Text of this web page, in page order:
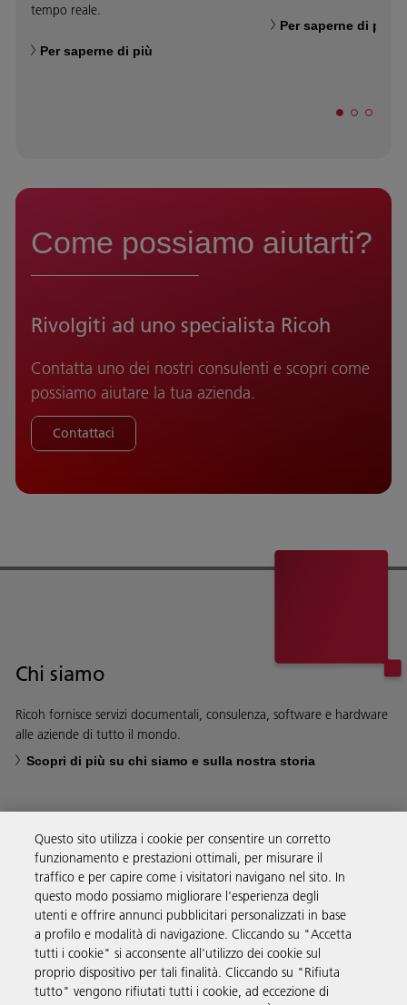
tempo reale.
Per saperne di più
Per saperne di più
Come possiamo aiutarti?
Rivolgiti ad uno specialista Ricoh
Contatta uno dei nostri consulenti e scopri come
possiamo aiutare la tua azienda.
Contattaci
Chi siamo
Ricoh fornisce servizi documentali, consulenza, software e hardware
alle aziende di tutto il mondo.
Scopri di più su chi siamo e sulla nostra storia
Soluzioni
Prodotti e servizi
Supporto
Questo sito utilizza i cookie per consentire un corretto
funzionamento e prestazioni ottimali, per misurare il
traffico e per capire come i visitatori navigano nel sito. In
questo modo possiamo migliorare l'esperienza degli
utenti e offrire annunci pubblicitari personalizzati in base
a profilo e modalità di navigazione. Cliccando su "Accetta
tutti i cookie" si acconsente all'utilizzo dei cookie sul
proprio dispositivo per tali finalità. Cliccando su "Rifiuta
tutto" vengono rifiutati tutti i cookie, ad eccezione di